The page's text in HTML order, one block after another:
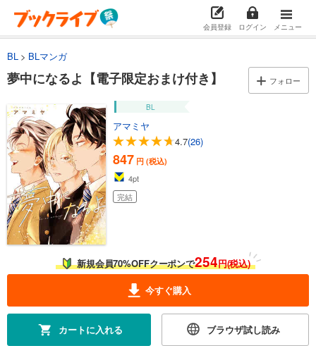
会員登録 ログイン メニュー
BL BLマンガ
夢中になるよ【電子限定おまけ付き】 フォロー
BL
アマミヤ
4.7(26)
847 円 (税込)
4pt
完結
新規会員70%OFFクーポンで254円(税込)
今すぐ購入
カートに入れる ブラウザ試し読み